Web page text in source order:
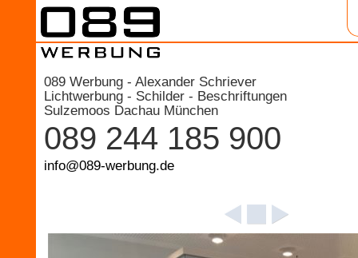
089 Werbung - Alexander Schriever
Lichtwerbung - Schilder - Beschriftungen
Sulzemoos Dachau München
089 244 185 900
info@089-werbung.de